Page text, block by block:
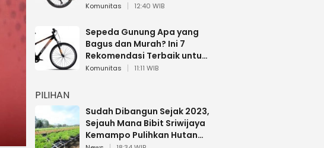
Komunitas 12:40 WIB
Sepeda Gunung Apa yang
Bagus dan Murah? Ini 7
Rekomendasi Terbaik untuk
Pemula
Komunitas 11:11 WIB
PILIHAN
Sudah Dibangun Sejak 2023,
Sejauh Mana Bibit Sriwijaya
Kemampo Pulihkan Hutan